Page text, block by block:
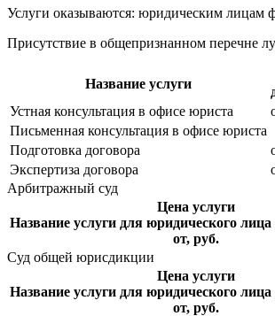
Услуги оказываются: юридическим лицам
Присутствие в общепризнанном перечне
Название услуги
Устная консультация в офисе юриста
Письменная консультация в офисе юриста
Подготовка договора
Экспертиза договора
Арбитражный суд
Название услуги
Цена услуги
для юридического лица
от, руб.
Суд общей юрисдикции
Название услуги
Цена услуги
для юридического лица
от, руб.